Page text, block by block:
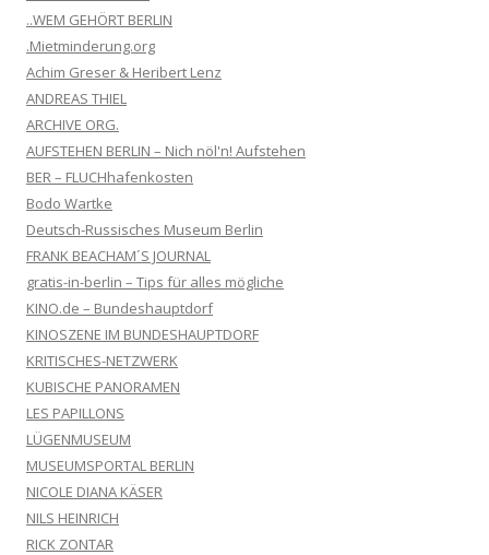
..WEM GEHÖRT BERLIN
.Mietminderung.org
Achim Greser & Heribert Lenz
ANDREAS THIEL
ARCHIVE ORG.
AUFSTEHEN BERLIN – Nich nöl'n! Aufstehen
BER – FLUCHhafenkosten
Bodo Wartke
Deutsch-Russisches Museum Berlin
FRANK BEACHAM´S JOURNAL
gratis-in-berlin – Tips für alles mögliche
KINO.de – Bundeshauptdorf
KINOSZENE IM BUNDESHAUPTDORF
KRITISCHES-NETZWERK
KUBISCHE PANORAMEN
LES PAPILLONS
LÜGENMUSEUM
MUSEUMSPORTAL BERLIN
NICOLE DIANA KÄSER
NILS HEINRICH
RICK ZONTAR